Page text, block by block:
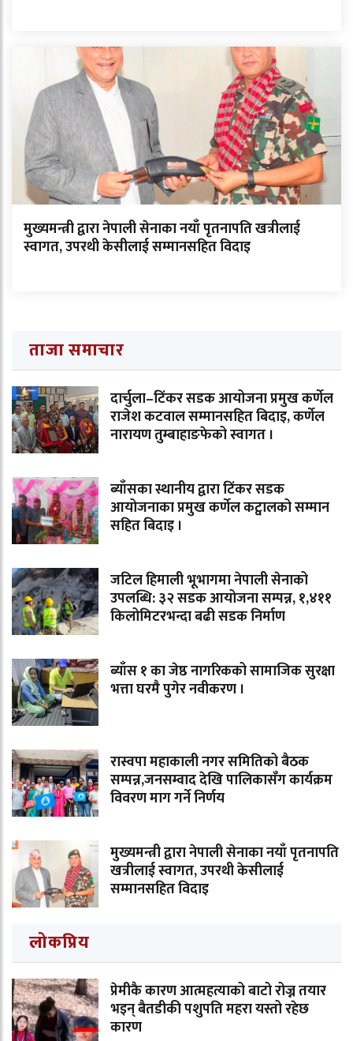
मुख्यमन्त्री द्वारा नेपाली सेनाका नयाँ पृतनापति खत्रीलाई
स्वागत, उपरथी केसीलाई सम्मानसहित विदाइ
ताजा समाचार
दार्चुला–टिंकर सडक आयोजना प्रमुख कर्णेल
राजेश कटवाल सम्मानसहित बिदाइ, कर्णेल
नारायण तुम्बाहाङफेको स्वागत ।
ब्याँसका स्थानीय द्वारा टिंकर सडक
आयोजनाका प्रमुख कर्णेल कट्वालको सम्मान
सहित बिदाइ ।
जटिल हिमाली भूभागमा नेपाली सेनाको
उपलब्धि: ३२ सडक आयोजना सम्पन्न, १,४११
किलोमिटरभन्दा बढी सडक निर्माण
ब्याँस १ का जेष्ठ नागरिकको सामाजिक सुरक्षा
भत्ता घरमै पुगेर नवीकरण ।
रास्वपा महाकाली नगर समितिको बैठक
सम्पन्न,जनसम्वाद देखि पालिकासँग कार्यक्रम
विवरण माग गर्ने निर्णय
मुख्यमन्त्री द्वारा नेपाली सेनाका नयाँ पृतनापति
खत्रीलाई स्वागत, उपरथी केसीलाई
सम्मानसहित विदाइ
लोकप्रिय
प्रेमीकै कारण आत्महत्याको बाटो रोज्न तयार
भइन् बैतडीकी पशुपति महरा यस्तो रहेछ
कारण